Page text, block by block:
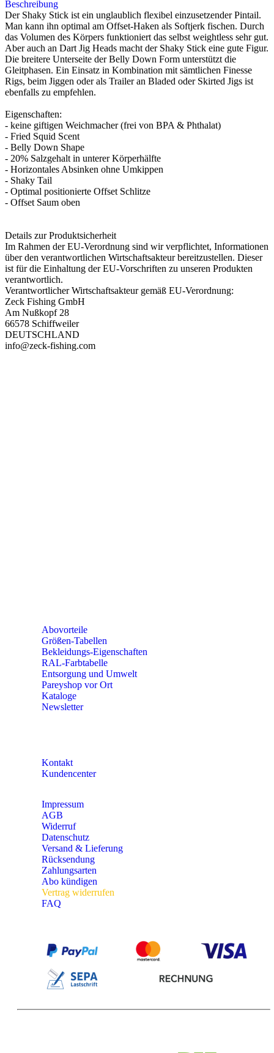
Beschreibung
Der Shaky Stick ist ein unglaublich flexibel einzusetzender Pintail.
Man kann ihn optimal am Offset-Haken als Softjerk fischen. Durch
das Volumen des Körpers funktioniert das selbst weightless sehr gut.
Aber auch an Dart Jig Heads macht der Shaky Stick eine gute Figur.
Die breitere Unterseite der Belly Down Form unterstützt die
Gleitphasen. Ein Einsatz in Kombination mit sämtlichen Finesse
Rigs, beim Jiggen oder als Trailer an Bladed oder Skirted Jigs ist
ebenfalls zu empfehlen.
Eigenschaften:
- keine giftigen Weichmacher (frei von BPA & Phthalat)
- Fried Squid Scent
- Belly Down Shape
- 20% Salzgehalt in unterer Körperhälfte
- Horizontales Absinken ohne Umkippen
- Shaky Tail
- Optimal positionierte Offset Schlitze
- Offset Saum oben
Details zur Produktsicherheit
Im Rahmen der EU-Verordnung sind wir verpflichtet, Informationen
über den verantwortlichen Wirtschaftsakteur bereitzustellen. Dieser
ist für die Einhaltung der EU-Vorschriften zu unseren Produkten
verantwortlich.
Verantwortlicher Wirtschaftsakteur gemäß EU-Verordnung:
Zeck Fishing GmbH
Am Nußkopf 28
66578 Schiffweiler
DEUTSCHLAND
info@zeck-fishing.com
Abovorteile
Größen-Tabellen
Bekleidungs-Eigenschaften
RAL-Farbtabelle
Entsorgung und Umwelt
Pareyshop vor Ort
Kataloge
Newsletter
Kontakt
Kundencenter
Impressum
AGB
Widerruf
Datenschutz
Versand & Lieferung
Rücksendung
Zahlungsarten
Abo kündigen
Vertrag widerrufen
FAQ